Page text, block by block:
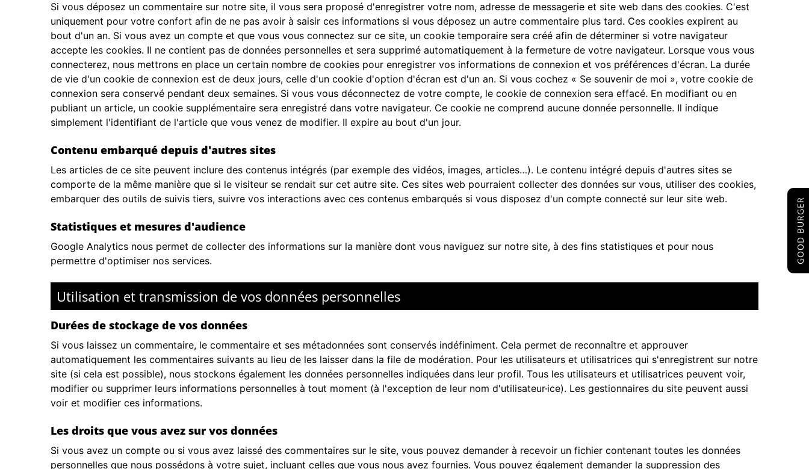
Si vous déposez un commentaire sur notre site, il vous sera proposé d'enregistrer votre nom, adresse de messagerie et site web dans des cookies. C'est
uniquement pour votre confort afin de ne pas avoir à saisir ces informations si vous déposez un autre commentaire plus tard. Ces cookies expirent au
bout d'un an. Si vous avez un compte et que vous vous connectez sur ce site, un cookie temporaire sera créé afin de déterminer si votre navigateur
accepte les cookies. Il ne contient pas de données personnelles et sera supprimé automatiquement à la fermeture de votre navigateur. Lorsque vous vous
connecterez, nous mettrons en place un certain nombre de cookies pour enregistrer vos informations de connexion et vos préférences d'écran. La durée
de vie d'un cookie de connexion est de deux jours, celle d'un cookie d'option d'écran est d'un an. Si vous cochez « Se souvenir de moi », votre cookie de
connexion sera conservé pendant deux semaines. Si vous vous déconnectez de votre compte, le cookie de connexion sera effacé. En modifiant ou en
publiant un article, un cookie supplémentaire sera enregistré dans votre navigateur. Ce cookie ne comprend aucune donnée personnelle. Il indique
simplement l'identifiant de l'article que vous venez de modifier. Il expire au bout d'un jour.
Contenu embarqué depuis d'autres sites
Les articles de ce site peuvent inclure des contenus intégrés (par exemple des vidéos, images, articles…). Le contenu intégré depuis d'autres sites se
comporte de la même manière que si le visiteur se rendait sur cet autre site. Ces sites web pourraient collecter des données sur vous, utiliser des cookies,
embarquer des outils de suivis tiers, suivre vos interactions avec ces contenus embarqués si vous disposez d'un compte connecté sur leur site web.
Statistiques et mesures d'audience
Google Analytics nous permet de collecter des informations sur la manière dont vous naviguez sur notre site, à des fins statistiques et pour nous
permettre d'optimiser nos services.
Utilisation et transmission de vos données personnelles
Durées de stockage de vos données
Si vous laissez un commentaire, le commentaire et ses métadonnées sont conservés indéfiniment. Cela permet de reconnaître et approuver
automatiquement les commentaires suivants au lieu de les laisser dans la file de modération. Pour les utilisateurs et utilisatrices qui s'enregistrent sur notre
site (si cela est possible), nous stockons également les données personnelles indiquées dans leur profil. Tous les utilisateurs et utilisatrices peuvent voir,
modifier ou supprimer leurs informations personnelles à tout moment (à l'exception de leur nom d'utilisateur·ice). Les gestionnaires du site peuvent aussi
voir et modifier ces informations.
Les droits que vous avez sur vos données
Si vous avez un compte ou si vous avez laissé des commentaires sur le site, vous pouvez demander à recevoir un fichier contenant toutes les données
personnelles que nous possédons à votre sujet, incluant celles que vous nous avez fournies. Vous pouvez également demander la suppression des
GOOD BURGER